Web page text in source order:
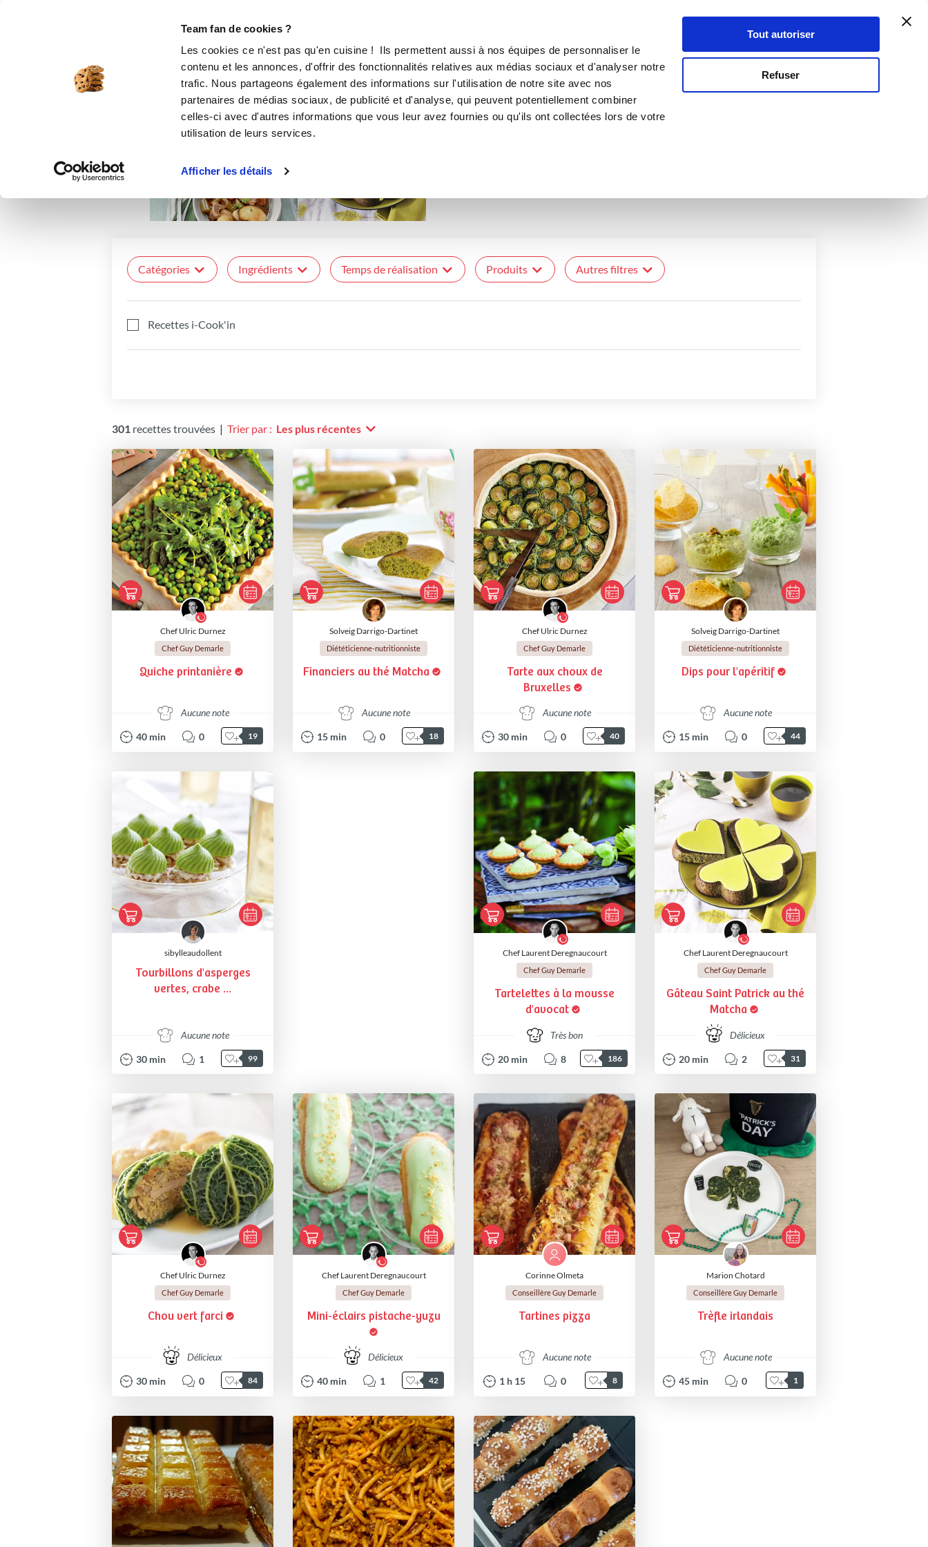
Team fan de cookies ?
Les cookies ce n'est pas qu'en cuisine ! Ils permettent aussi à nos équipes de personnaliser le
contenu et les annonces, d'offrir des fonctionnalités relatives aux médias sociaux et d'analyser notre
trafic. Nous partageons également des informations sur l'utilisation de notre site avec nos
partenaires de médias sociaux, de publicité et d'analyse, qui peuvent potentiellement combiner
celles-ci avec d'autres informations que vous leur avez fournies ou qu'ils ont collectées lors de votre
utilisation de leurs services.
Afficher les détails
Tout autoriser
Refuser
Se connecter
THÉMATIQUE
Saint patrick
Catégories Ingrédients Temps de réalisation Produits Autres filtres
Recettes i-Cook'in
301 recettes trouvées | Trier par : Les plus récentes
Chef Ulric Durnez
Chef Guy Demarle
Quiche printanière
Aucune note
40 min 0 19
Solveig Darrigo-Dartinet
Diététicienne-nutritionniste
Financiers au thé Matcha
Aucune note
15 min 0 18
Chef Ulric Durnez
Chef Guy Demarle
Tarte aux choux de
Bruxelles
Aucune note
30 min 0 40
Solveig Darrigo-Dartinet
Diététicienne-nutritionniste
Dips pour l'apéritif
Aucune note
15 min 0 44
sibylleaudollent
Tourbillons d'asperges
vertes, crabe ...
Aucune note
30 min 1 99
Chef Laurent Deregnaucourt
Chef Guy Demarle
Tartelettes à la mousse
d'avocat
Très bon
20 min 8 186
Chef Laurent Deregnaucourt
Chef Guy Demarle
Gâteau Saint Patrick au thé
Matcha
Délicieux
20 min 2 31
Chef Ulric Durnez
Chef Guy Demarle
Chou vert farci
Délicieux
30 min 0 84
Chef Laurent Deregnaucourt
Chef Guy Demarle
Mini-éclairs pistache-yuzu
Délicieux
40 min 1 42
Corinne Olmeta
Conseillère Guy Demarle
Tartines pizza
Aucune note
1 h 15 0 8
Marion Chotard
Conseillère Guy Demarle
Trèfle irlandais
Aucune note
45 min 0 1